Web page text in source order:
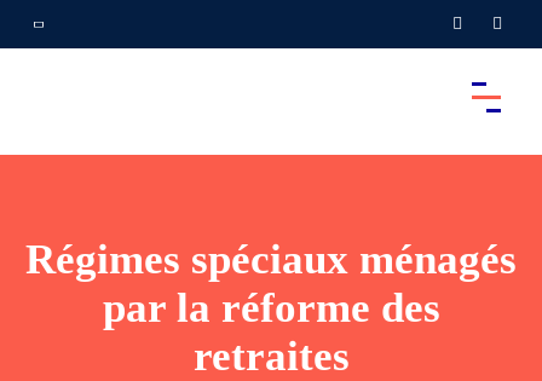
Régimes spéciaux ménagés
par la réforme des
retraites